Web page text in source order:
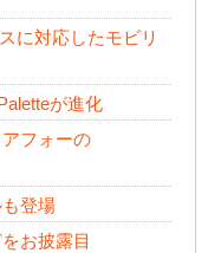
に対応したモビリ
が進化
フォーの
登場
お披露目